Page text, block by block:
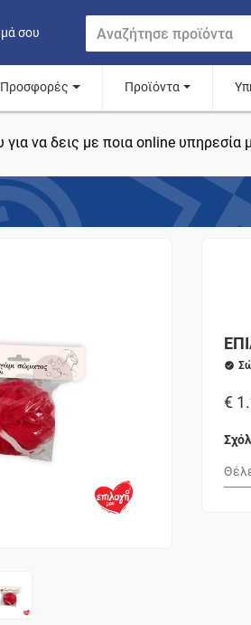
σου
Προσφορές Προϊόντα
για να δεις με ποια online
€